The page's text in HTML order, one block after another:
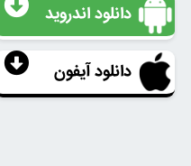
دانلود اندروید
دانلود آیفون